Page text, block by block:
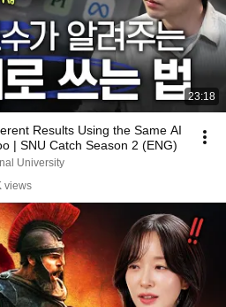
23:18
Results Using the Same AI
| SNU Catch Season 2 (ENG)
University
views